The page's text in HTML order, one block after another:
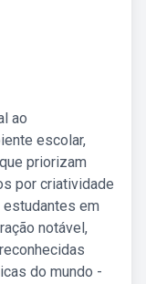
ao
escolar,
priorizam
por criatividade
em
notável,
do mundo -